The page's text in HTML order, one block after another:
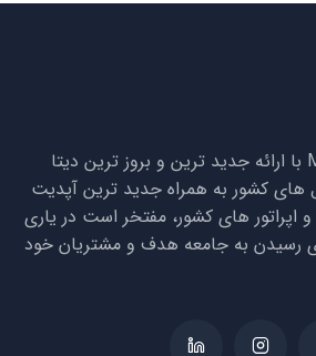
وب سایت Mobile BNK با ارائه جدید ترین و بروز ترین دیتا
های کشور به همراه جدید ترین آپدیت
اپراتور های کشور، مفتخر است در یاری
رسیدن به جامعه هدف و مشتریان خود